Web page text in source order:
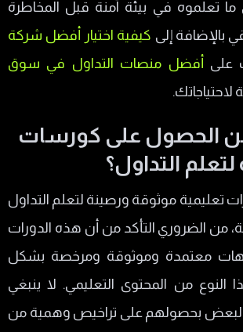
ما تعلموه في بيئة آمنة قبل المخاطرة
بالإضافة إلى كيفية اختيار أفضل شركة
على
أفضل منصات التداول في سوق
لاحتياجاتك.
الحصول على كورسات
التداول؟
تعليمية موثوقة ورصينة لتعلم التداول
من الضروري التأكد من أن هذه الدورات
معتمدة وموثوقة ومرخصة بشكل
النوع من المحتوى التعليمي. لا ينبغي
البعض بحصولهم على تراخيص وهمية من